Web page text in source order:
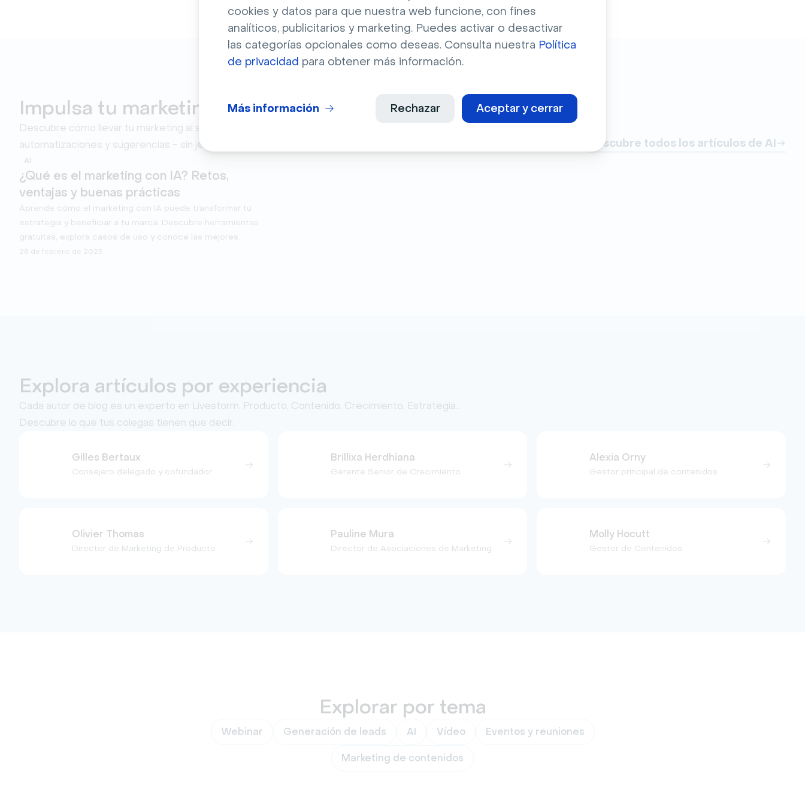
cookies y datos para que nuestra web funcione, con fines
analíticos, publicitarios y marketing. Puedes activar o desactivar
las categorías opcionales como deseas. Consulta nuestra Política
de privacidad para obtener más información.
Aceptar y cerrar
Rechazar
Más información
Impulsa tu marketing con IA
Descubre cómo llevar tu marketing al siguiente nivel con nuestros artículos sobre agentes,
automatizaciones y sugerencias - sin jerga.
Descubre todos los artículos de AI
AI
¿Qué es el marketing con IA? Retos,
ventajas y buenas prácticas
Aprende cómo el marketing con IA puede transformar tu
estrategia y beneficiar a tu marca. Descubre herramientas
gratuitas, explora casos de uso y conoce las mejores
prácticas para aplicar la IA al marketing.
28 de febrero de 2025
Explora artículos por experiencia
Cada autor de blog es un experto en Livestorm. Producto, Contenido, Crecimiento, Estrategia…
Descubre lo que tus colegas tienen que decir.
Gilles Bertaux
Consejero delegado y cofundador
Brillixa Herdhiana
Gerente Senior de Crecimiento
Alexia Orny
Gestor principal de contenidos
Olivier Thomas
Director de Marketing de Producto
Pauline Mura
Director de Asociaciones de Marketing
Molly Hocutt
Gestor de Contenidos
Explorar por tema
Webinar Generación de leads AI Vídeo Eventos y reuniones
Marketing de contenidos